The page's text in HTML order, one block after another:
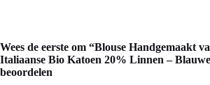
Wees de eerste om “Blouse Handgemaakt
Italiaanse Bio Katoen 20% Linnen –
beoordelen